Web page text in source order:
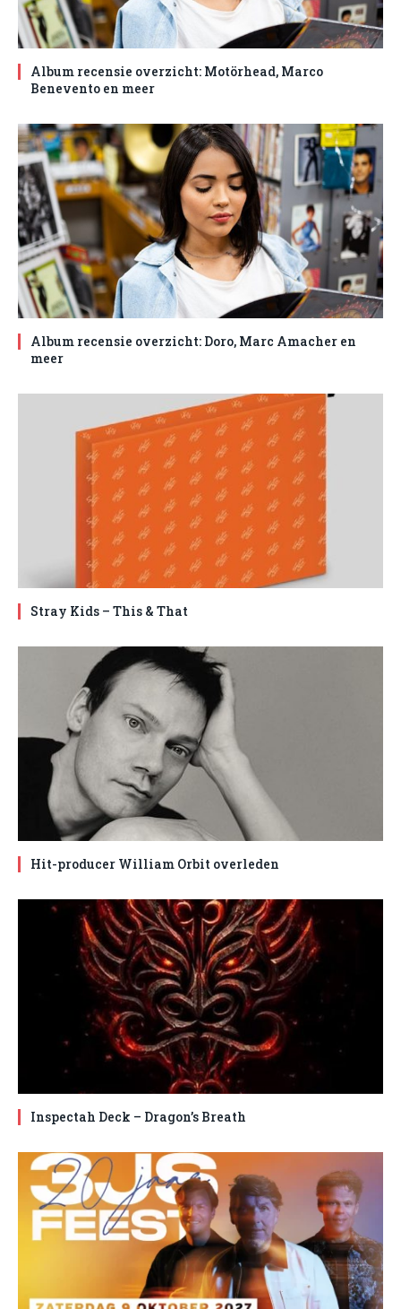
Album recensie overzicht: Motörhead, Marco
Benevento en meer
Album recensie overzicht: Doro, Marc Amacher en
meer
Stray Kids – This & That
Hit-producer William Orbit overleden
Inspectah Deck – Dragon’s Breath